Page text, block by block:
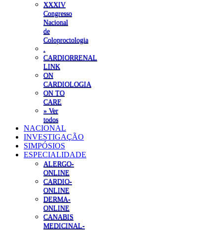
XXXIV
Congresso
Nacional
de
Coloproctologia
CARDIORRENAL
LINK
ON
CARDIOLOGIA
ON TO
CARE
» Ver
todos
NACIONAL
INVESTIGAÇÃO
SIMPÓSIOS
ESPECIALIDADE
ALERGO-
ONLINE
CARDIO-
ONLINE
DERMA-
ONLINE
CANABIS
MEDICINAL-